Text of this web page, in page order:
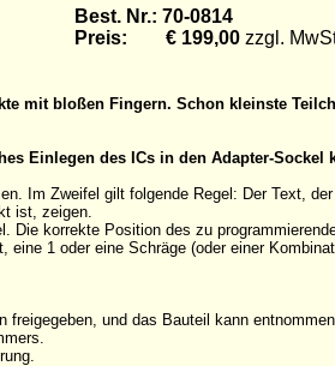
Best. Nr.: 70-0814
Preis: € 199,00 zzgl.
mit bloßen Fingern. Schon kleinste
Einlegen des ICs in den Adapter-Sockel
Im Zweifel gilt folgende Regel: Der Text,
ist, zeigen.
Die korrekte Position des zu
1 oder eine Schräge (oder einer
und das Bauteil kann